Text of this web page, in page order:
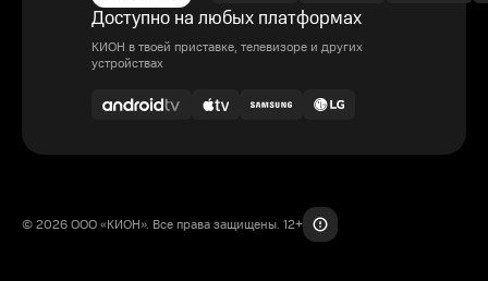
Доступно на любых платформах
КИОН в твоей приставке, телевизоре и других
устройствах
© 2026 ООО «КИОН». Все права защищены. 12+